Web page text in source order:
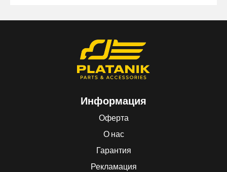
Информация
Оферта
О нас
Гарантия
Рекламация